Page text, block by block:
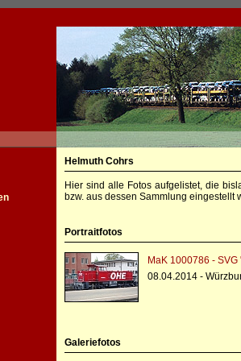
Helmuth Cohrs
Hier sind alle Fotos aufgelistet, die
bzw. aus dessen Sammlung eingestellt
Portraitfotos
MaK 1000786 -
08.04.2014 -
Galeriefotos